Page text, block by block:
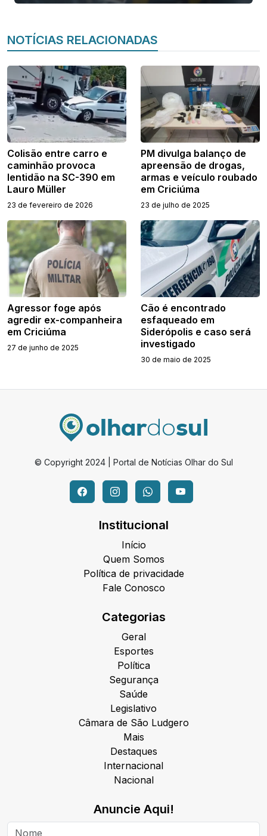
NOTÍCIAS RELACIONADAS
Colisão entre carro e
caminhão provoca
lentidão na SC-390 em
Lauro Müller
23 de fevereiro de 2026
PM divulga balanço de
apreensão de drogas,
armas e veículo roubado
em Criciúma
23 de julho de 2025
Agressor foge após
agredir ex-companheira
em Criciúma
27 de junho de 2025
Cão é encontrado
esfaqueado em
Siderópolis e caso será
investigado
30 de maio de 2025
© Copyright 2024 | Portal de Notícias Olhar do Sul
Institucional
Início
Quem Somos
Política de privacidade
Fale Conosco
Categorias
Geral
Esportes
Política
Segurança
Saúde
Legislativo
Câmara de São Ludgero
Mais
Destaques
Internacional
Nacional
Anuncie Aqui!